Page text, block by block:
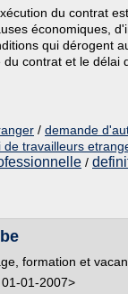
du contrat
économiques,
qui dérogent
contrat et le délai
/ demande
travailleurs
/
formation et
01-2007>